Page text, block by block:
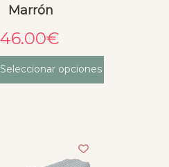
Marrón
46.00€
Seleccionar opciones